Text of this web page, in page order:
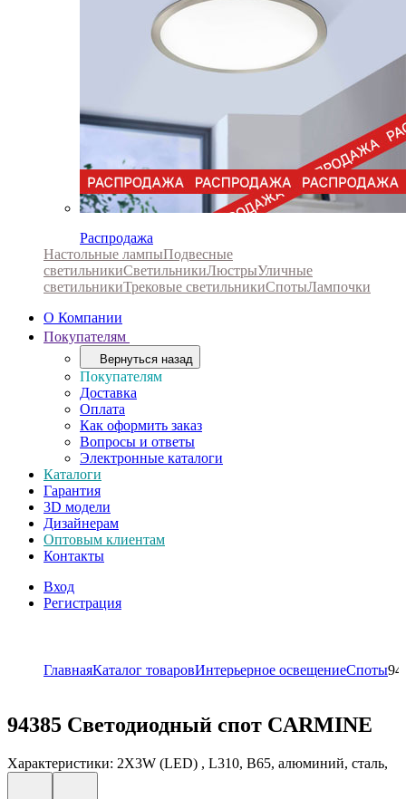
Распродажа
Настольные лампыПодвесные
светильникиСветильникиЛюстрыУличные
светильникиТрековые светильникиСпотыЛампочки
О Компании
Покупателям
Вернуться назад
Покупателям
Доставка
Оплата
Как оформить заказ
Вопросы и ответы
Электронные каталоги
Каталоги
Гарантия
3D модели
Дизайнерам
Оптовым клиентам
Контакты
Вход
Регистрация
ГлавнаяКаталог товаровИнтерьерное освещениеСпоты
94385 Светодиодный спот CARMINE
Характеристики: 2X3W (LED) , L310, B65, алюминий, сталь,